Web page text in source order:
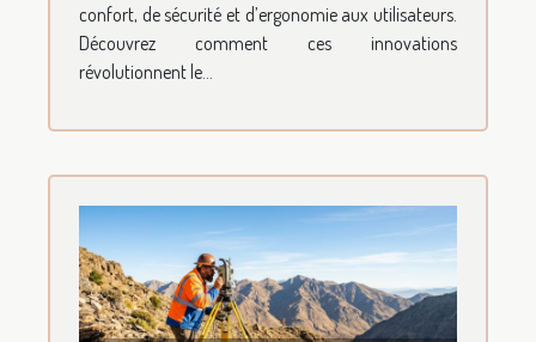
confort, de sécurité et d’ergonomie aux utilisateurs.
Découvrez comment ces innovations
révolutionnent le...